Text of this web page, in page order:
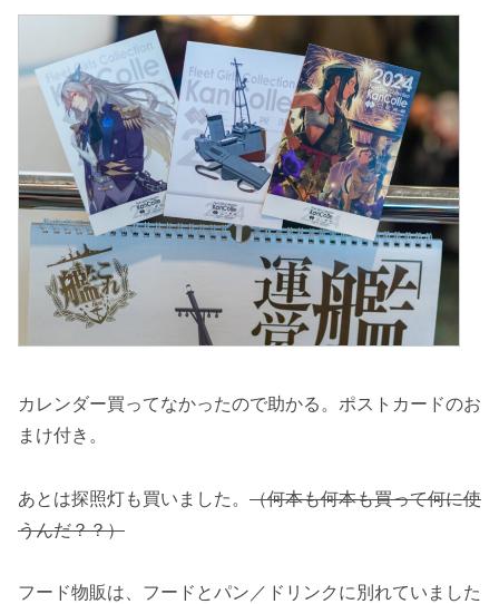
カレンダー買ってなかったので助かる。ポストカードのお
まけ付き。
あとは探照灯も買いました。 （何本も何本も買って何に使
うんだ？？）
フード物販は、フードとパン／ドリンクに別れていました